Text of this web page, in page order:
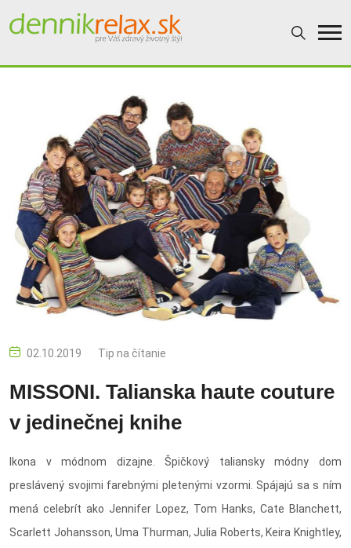
02.10.2019 Tip na čítanie
MISSONI. Talianska haute couture
v jedinečnej knihe
Ikona v módnom dizajne. Špičkový taliansky módny dom
preslávený svojimi farebnými pletenými vzormi. Spájajú sa s ním
mená celebrít ako Jennifer Lopez, Tom Hanks, Cate Blanchett,
Scarlett Johansson, Uma Thurman, Julia Roberts, Keira Knightley,